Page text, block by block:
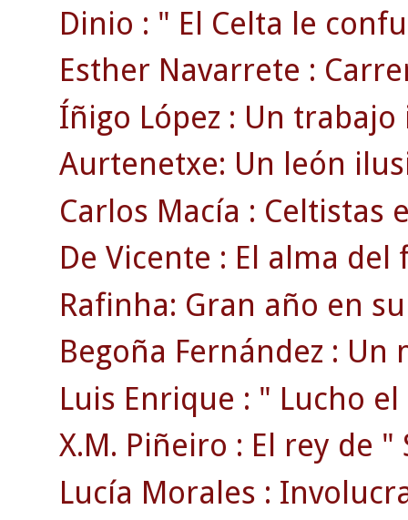
Dinio : " El Celta le
Esther Navarrete :
Íñigo López : Un trabajo
Aurtenetxe: Un león
Carlos Macía : Celtistas
De Vicente : El alma
Rafinha: Gran año en
Begoña Fernández :
Luis Enrique : " Lucho
X.M. Piñeiro : El rey de
Lucía Morales :